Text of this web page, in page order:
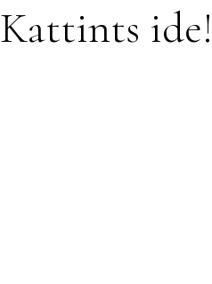
Kattints ide!